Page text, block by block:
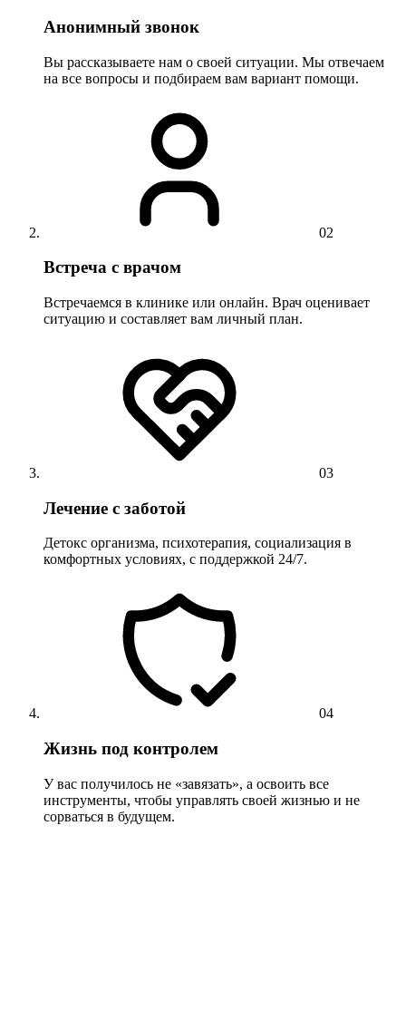
Анонимный звонок
Вы рассказываете нам о своей ситуации. Мы отвечаем
на все вопросы и подбираем вам вариант помощи.
02
Встреча с врачом
Встречаемся в клинике или онлайн. Врач оценивает
ситуацию и составляет вам личный план.
03
Лечение с заботой
Детокс организма, психотерапия, социализация в
комфортных условиях, с поддержкой 24/7.
04
Жизнь под контролем
У вас получилось не «завязать», а освоить все
инструменты, чтобы управлять своей жизнью и не
сорваться в будущем.